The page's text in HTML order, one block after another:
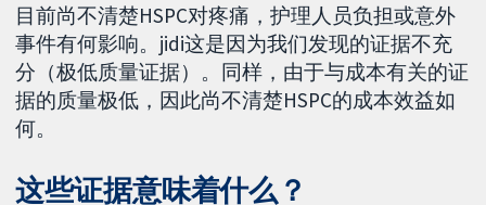
目前尚不清楚HSPC对疼痛，护理人员负担或意外
事件有何影响。jidi这是因为我们发现的证据不充
分（极低质量证据）。同样，由于与成本有关的证
据的质量极低，因此尚不清楚HSPC的成本效益如
何。
这些证据意味着什么？